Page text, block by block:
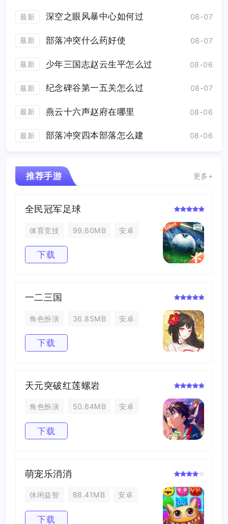
最新 深空之眼风暴中心如何过 08-07
最新 部落冲突什么药好使 08-07
最新 少年三国志赵云生平怎么过 08-06
最新 纪念碑谷第一五关怎么过 08-07
最新 燕云十六声赵府在哪里 08-06
最新 部落冲突四本部落怎么建 08-06
推荐手游 更多+
全民冠军足球
体育竞技 99.60MB 安卓
下载
一二三国
角色扮演 36.85MB 安卓
下载
天元突破红莲螺岩
角色扮演 50.64MB 安卓
下载
萌宠乐消消
休闲益智 88.41MB 安卓
下载